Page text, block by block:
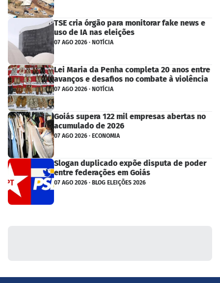
TSE cria órgão para monitorar fake news e
uso de IA nas eleições
07 AGO 2026 · NOTÍCIA
Lei Maria da Penha completa 20 anos entre
avanços e desafios no combate à violência
07 AGO 2026 · NOTÍCIA
Goiás supera 122 mil empresas abertas no
acumulado de 2026
07 AGO 2026 · ECONOMIA
Slogan duplicado expõe disputa de poder
entre federações em Goiás
07 AGO 2026 · BLOG ELEIÇÕES 2026